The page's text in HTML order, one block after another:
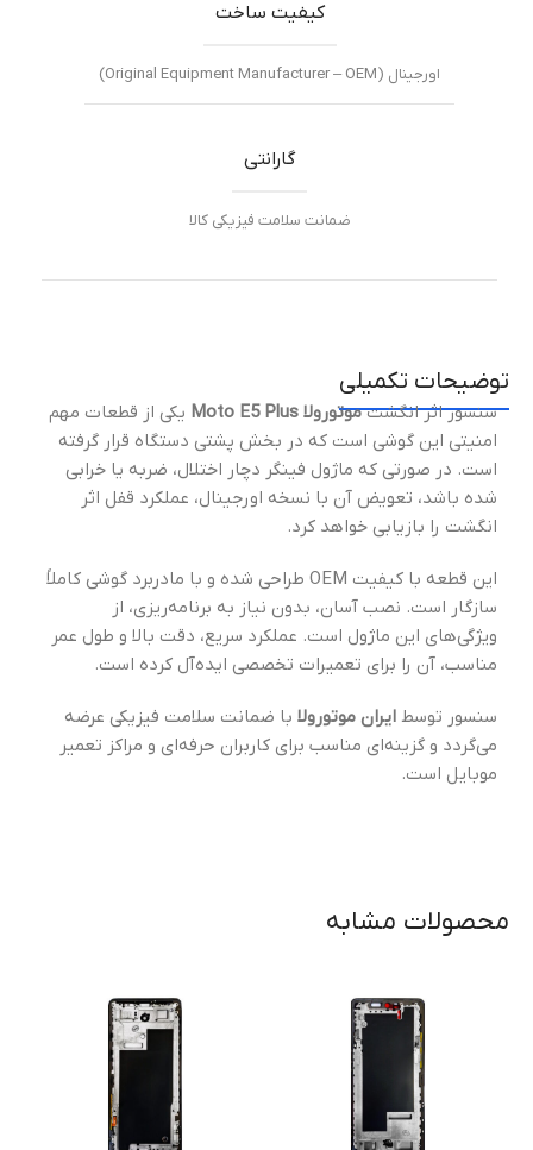
کیفیت ساخت
اورجینال (Original Equipment Manufacturer – OEM)
گارانتی
ضمانت سلامت فیزیکی کالا
توضیحات تکمیلی
سنسور اثر انگشتموتورولا Moto E5 Plus
یکی از قطعات مهم
امنیتی این گوشی است که در بخش پشتی دستگاه قرار گرفته
است. در صورتی که ماژول فینگر دچار اختلال، ضربه یا خرابی
شده باشد، تعویض آن با نسخه اورجینال، عملکرد قفل اثر
انگشت را بازیابی خواهد کرد.
این قطعه با کیفیت OEM طراحی شده و با مادربرد گوشی کاملاً
سازگار است. نصب آسان، بدون نیاز به برنامه‌ریزی، از
ویژگی‌های این ماژول است. عملکرد سریع، دقت بالا و طول عمر
مناسب، آن را برای تعمیرات تخصصی ایده‌آل کرده است.
سنسور توسط ایران موتورولا با ضمانت سلامت فیزیکی عرضه
می‌گردد و گزینه‌ای مناسب برای کاربران حرفه‌ای و مراکز تعمیر
موبایل است.
محصولات مشابه